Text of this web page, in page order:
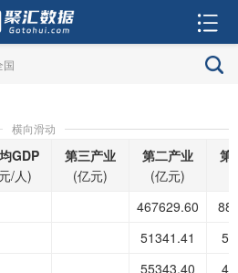
国
横向滑动
GDP
/人)
第三产业
(亿元)
第二产业
(亿元)
第
467629.60
51341.41
55343.40